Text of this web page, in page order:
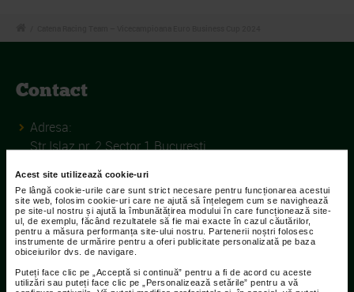
Acest site utilizează cookie-uri
Pe lângă cookie-urile care sunt strict necesare pentru funcționarea acestui
site web, folosim cookie-uri care ne ajută să înțelegem cum se navighează
pe site-ul nostru și ajută la îmbunătățirea modului în care funcționează site-
ul, de exemplu, făcând rezultatele să fie mai exacte în cazul căutărilor,
pentru a măsura performanța site-ului nostru. Partenerii noștri folosesc
instrumente de urmărire pentru a oferi publicitate personalizată pe baza
obiceiurilor dvs. de navigare.
Puteți face clic pe „Acceptă si continuă” pentru a fi de acord cu aceste
utilizări sau puteți face clic pe „Personalizează setările” pentru a vă
Contact
Adresa:
Str Islaz nr. 2 Sector 1 Bucuresti
Telefoane:
021.207.9136 / 021.207.9137
Fax:
021.207.9141